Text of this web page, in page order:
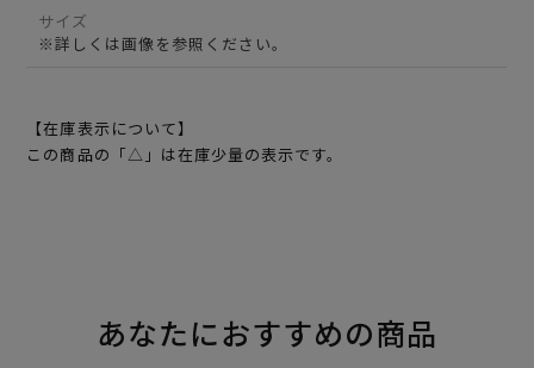
サイズ
※詳しくは画像を参照ください。
【在庫表示について】
この商品の「△」は在庫少量の表示です。
あなたにおすすめの商品